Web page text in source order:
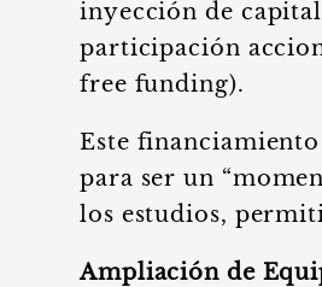
inyección de
participación
free funding).
Este financiamiento
para ser un
los estudios,
Ampliación de